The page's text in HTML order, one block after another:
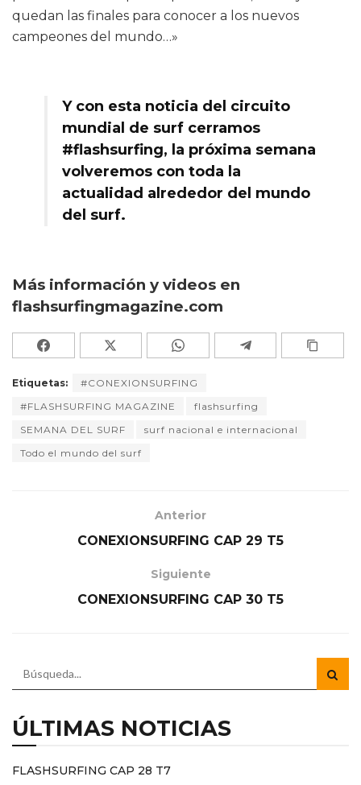
quedan las finales para conocer a los nuevos
campeones del mundo…»
Y con esta noticia del circuito
mundial de surf cerramos
#flashsurfing, la próxima semana
volveremos con toda la
actualidad alrededor del mundo
del surf.
Más información y videos en
flashsurfingmagazine.com
Etiquetas:
#CONEXIONSURFING
#FLASHSURFING MAGAZINE
flashsurfing
SEMANA DEL SURF
surf nacional e internacional
Todo el mundo del surf
Anterior
CONEXIONSURFING CAP 29 T5
Siguiente
CONEXIONSURFING CAP 30 T5
ÚLTIMAS NOTICIAS
FLASHSURFING CAP 28 T7